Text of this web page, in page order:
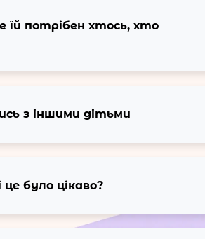
потрібен хтось, хто
з іншими дітьми
було цікаво?